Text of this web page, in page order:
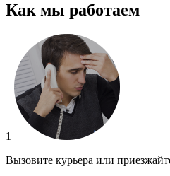
Как мы работаем
1
Вызовите курьера или